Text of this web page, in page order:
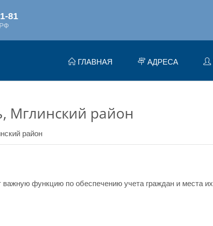
ГЛАВНАЯ АДРЕСА
Мглинский район
район
функцию по обеспечению учета граждан и места их